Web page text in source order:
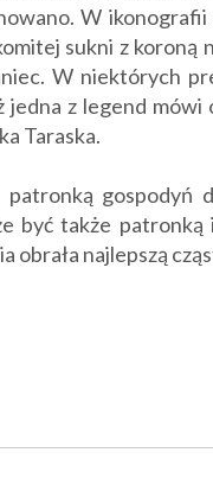
W
sukni z koroną
W niektórych
jedna z legend mówi
Taraska.
patronką gospodyń
być także patronką
obrała najlepszą